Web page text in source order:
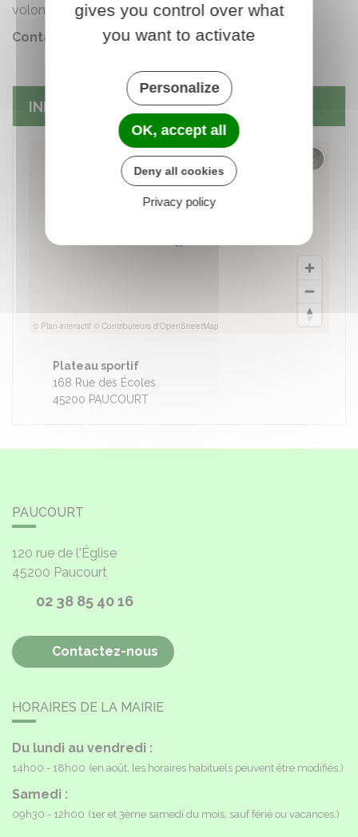
volontés.
Contact : mairie de Paucourt.
INFOS PRATIQUES
© Plan-interactif © Contributeurs d'OpenStreetMap
Plateau sportif
168 Rue des Écoles
45200 PAUCOURT
PAUCOURT
120 rue de l'Église
45200 Paucourt
02 38 85 40 16
Contactez-nous
HORAIRES DE LA MAIRIE
Du lundi au vendredi :
14h00 - 18h00 (en août, les horaires habituels peuvent être modifiés.)
Samedi :
09h30 - 12h00 (1er et 3ème samedi du mois, sauf férié ou vacances.)
gives you control over what
you want to activate
Personalize
OK, accept all
Deny all cookies
Privacy policy